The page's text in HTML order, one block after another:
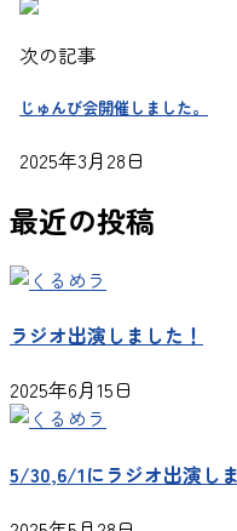
次の記事
じゅんび会開催しました。
2025年3月28日
最近の投稿
ラジオ出演しました！
2025年6月15日
5/30,6/1にラジオ出演し